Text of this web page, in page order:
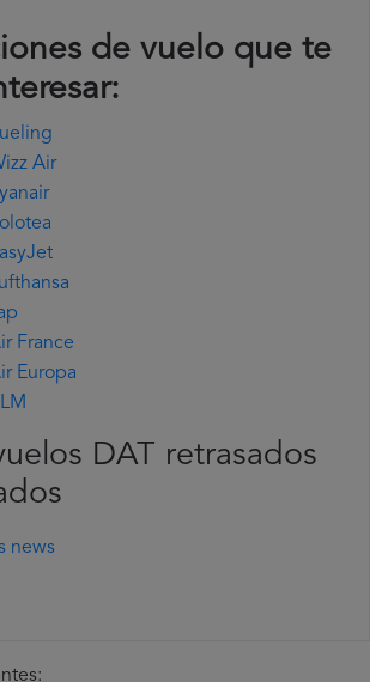
de vuelo que te
Air
France
Europa
DAT retrasados
news